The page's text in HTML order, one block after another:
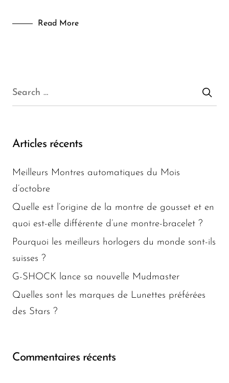
Read More
Articles récents
Meilleurs Montres automatiques du Mois
d’octobre
Quelle est l’origine de la montre de gousset et en
quoi est-elle différente d’une montre-bracelet ?
Pourquoi les meilleurs horlogers du monde sont-ils
suisses ?
G-SHOCK lance sa nouvelle Mudmaster
Quelles sont les marques de Lunettes préférées
des Stars ?
Commentaires récents